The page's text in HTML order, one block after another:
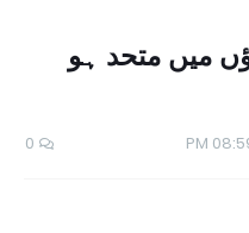
میں متحد ہو
0